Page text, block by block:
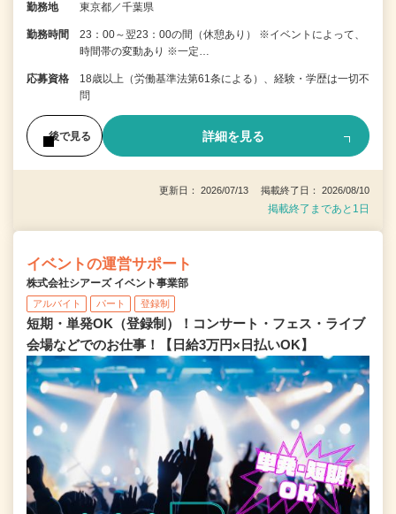
勤務地 東京都／千葉県
勤務時間
23：00～翌23：00の間（休憩あり） ※イベントによって、
時間帯の変動あり ※一定…
応募資格
18歳以上（労働基準法第61条による）、経験・学歴は一切不
問
後で見る 詳細を見る
更新日： 2026/07/13 掲載終了日： 2026/08/10
掲載終了まであと1日
イベントの運営サポート
株式会社シアーズ イベント事業部
アルバイト パート 登録制
短期・単発OK（登録制）！コンサート・フェス・ライブ
会場などでのお仕事！【日給3万円×日払いOK】